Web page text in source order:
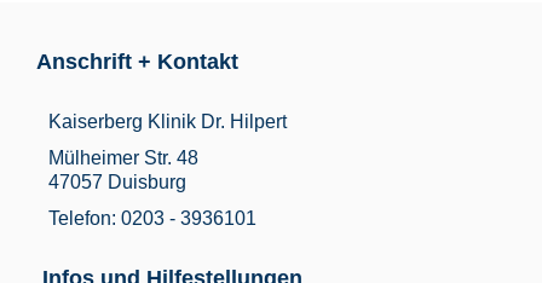
Anschrift + Kontakt
Kaiserberg Klinik Dr. Hilpert
Mülheimer Str. 48
47057 Duisburg
Telefon: 0203 - 3936101